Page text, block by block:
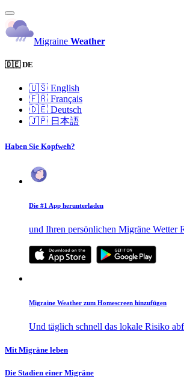
Migraine Weather
🇩🇪 DE
🇺🇸 English
🇫🇷 Français
🇩🇪 Deutsch
🇯🇵 日本語
Haben Sie Kopfweh?
Die #1 App herunterladen
und Ihren persönlichen Migräne Wetter
Migraine Weather zum Homescreen hinzufügen
Und täglich schnell das lokale Risiko
Mit Migräne leben
Die Stadien einer Migräne